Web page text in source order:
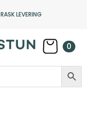
RASK LEVERING
0